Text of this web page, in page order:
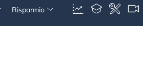
Risparmio